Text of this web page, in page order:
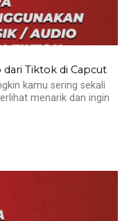
dari Tiktok di Capcut
kamu sering sekali
menarik dan ingin